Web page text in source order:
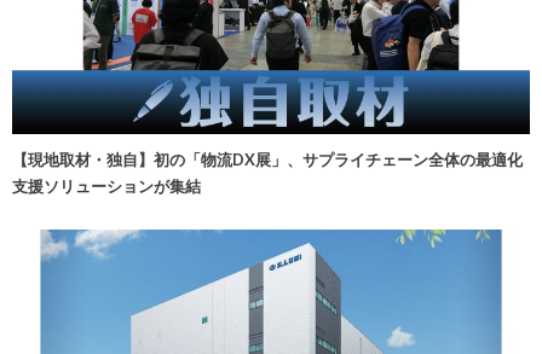
【現地取材・独自】初の「物流DX展」、サプライチェーン全体の最適化
支援ソリューションが集結